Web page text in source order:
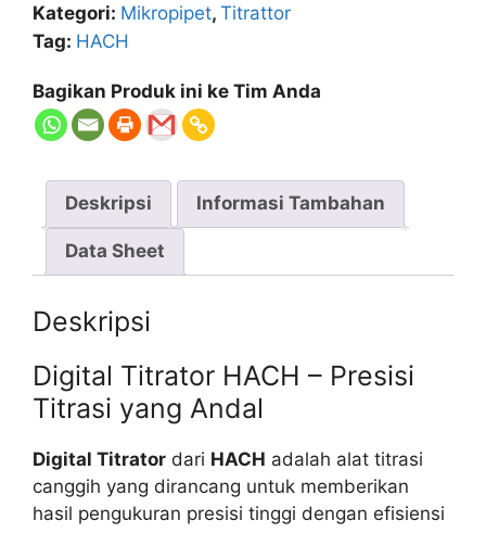
Kategori: Mikropipet, Titrattor
Tag: HACH
Bagikan Produk ini ke Tim Anda
Deskripsi Informasi Tambahan
Data Sheet
Deskripsi
Digital Titrator HACH – Presisi
Titrasi yang Andal
Digital Titrator dari HACH adalah alat titrasi
canggih yang dirancang untuk memberikan
hasil pengukuran presisi tinggi dengan efisiensi